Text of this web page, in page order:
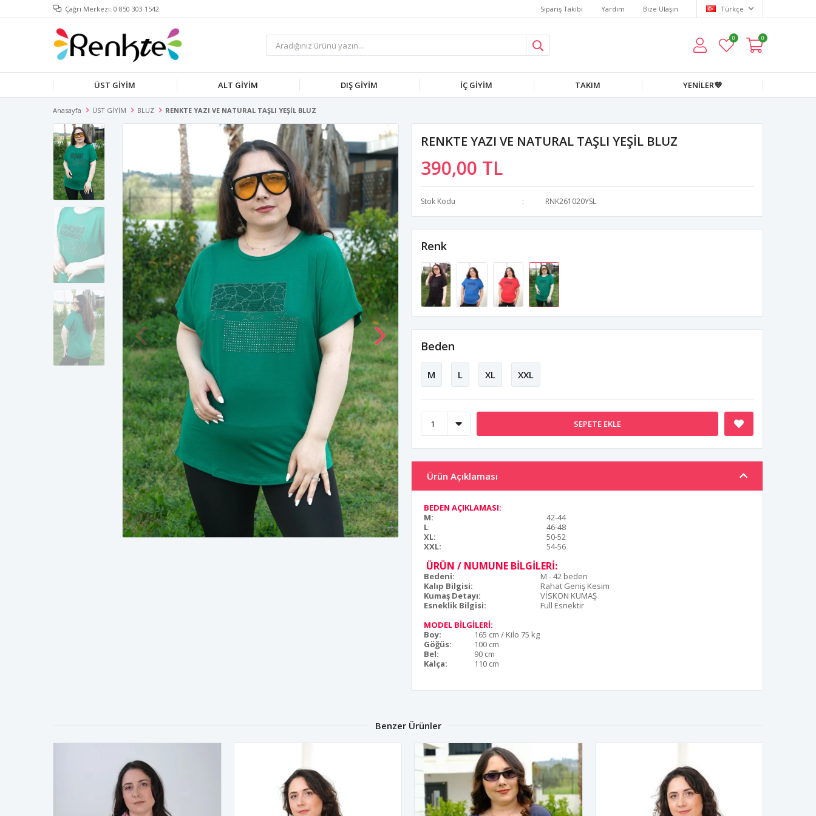
Çağrı Merkezi: 0 850 303 1542 Sipariş Takibi Yardım Bize Ulaşın Türkçe
0 0
ÜST GİYİM ALT GİYİM DIŞ GİYİM İÇ GİYİM TAKIM YENİLER💜
Anasayfa ÜST GİYİM BLUZ RENKTE YAZI VE NATURAL TAŞLI YEŞİL BLUZ
RENKTE YAZI VE NATURAL TAŞLI YEŞİL BLUZ
390,00 TL
Stok Kodu RNK261020YSL
Renk
Beden
M L XL XXL
SEPETE EKLE
Ürün Açıklaması
BEDEN AÇIKLAMASI:
M:
42-44
L:
46-48
XL:
50-52
XXL:
54-56
ÜRÜN / NUMUNE BİLGİLERİ:
Bedeni:
M - 42 beden
Kalıp Bilgisi:
Rahat Geniş Kesim
Kumaş Detayı:
VİSKON KUMAŞ
Esneklik Bilgisi:
Full Esnektir
MODEL BİLGİLERİ:
Boy:
165 cm / Kilo 75 kg
Göğüs:
100 cm
Bel:
90 cm
Kalça:
110 cm
Benzer Ürünler